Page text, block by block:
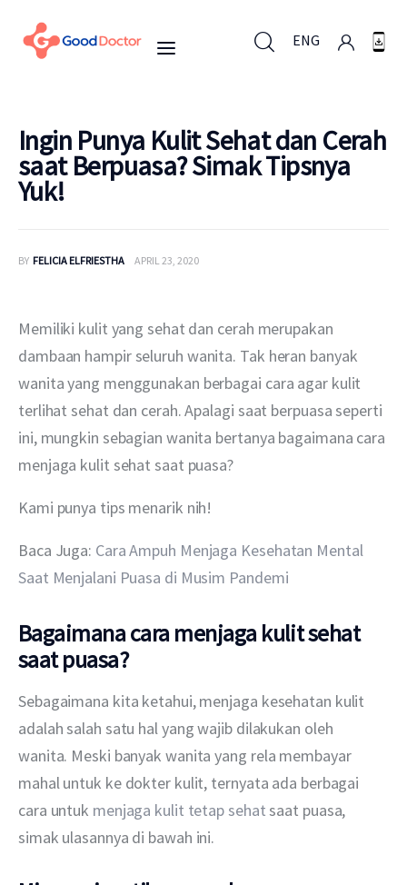
ENG
Berita
Layanan
Ingin Punya Kulit Sehat dan Cerah
saat Berpuasa? Simak Tipsnya
Yuk!
BY FELICIA ELFRIESTHA APRIL 23, 2020
Memiliki kulit yang sehat dan cerah merupakan
dambaan hampir seluruh wanita. Tak heran banyak
wanita yang menggunakan berbagai cara agar kulit
terlihat sehat dan cerah. Apalagi saat berpuasa seperti
ini, mungkin sebagian wanita bertanya bagaimana cara
menjaga kulit sehat saat puasa?
Kami punya tips menarik nih!
Baca Juga: Cara Ampuh Menjaga Kesehatan Mental
Saat Menjalani Puasa di Musim Pandemi
Bagaimana cara menjaga kulit sehat
saat puasa?
Sebagaimana kita ketahui, menjaga kesehatan kulit
adalah salah satu hal yang wajib dilakukan oleh
wanita. Meski banyak wanita yang rela membayar
mahal untuk ke dokter kulit, ternyata ada berbagai
cara untuk menjaga kulit tetap sehat saat puasa,
simak ulasannya di bawah ini.